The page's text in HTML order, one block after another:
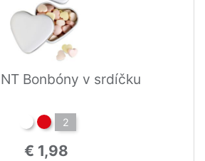
Bonbóny v srdíčku
2
€ 1,98